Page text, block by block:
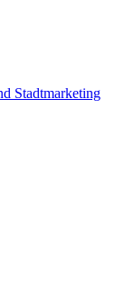
Stadtmarketing